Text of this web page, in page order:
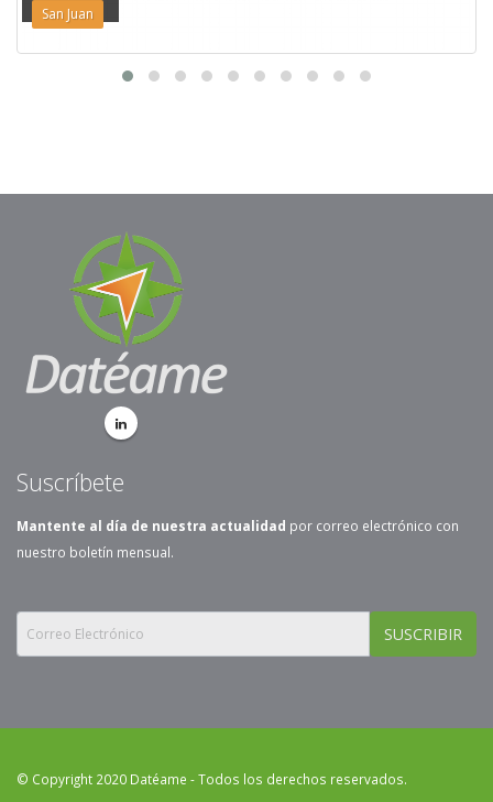
San Juan
Suscríbete
Mantente al día de nuestra actualidad por correo electrónico con
nuestro boletín mensual.
SUSCRIBIR
© Copyright 2020 Datéame - Todos los derechos reservados.